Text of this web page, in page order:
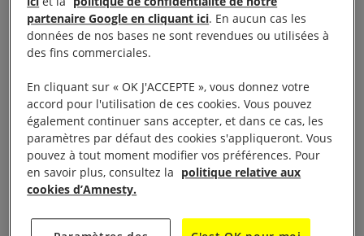
familles de captifs – civils et militaires –, mais aussi
une dizaine de rescapés. Tous déclarent avoir été
L’après-midi est plutôt calme en ce jour de mars à
Kiev, perturbé par une seule alerte aérienne. Mariia
Chernikina regarde son téléphone et vérifie sur
Telegram : «Les missiles balistiques sont les plus
dangereux ! Là, pas de crainte !
trentenaire. Heureusement, car son immeuble d’une
partenaire Google en cliquant ici. En aucun cas les
données de nos bases ne sont revendues ou utilisées à
des fins commerciales.
En cliquant sur « OK J'ACCEPTE », vous donnez votre
accord pour l'utilisation de ces cookies. Vous pouvez
également continuer sans accepter, et dans ce cas, les
paramètres par défaut des cookies s'appliqueront. Vous
pouvez à tout moment modifier vos préférences. Pour
en savoir plus, consultez la politique relative aux
cookies d’Amnesty.